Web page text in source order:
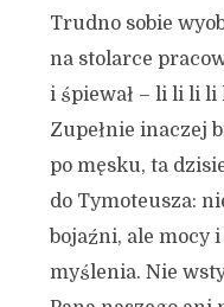
Trudno sobie
na stolarce
i śpiewał – li li li li
Zupełnie inaczej
po męsku, ta
do Tymoteusza:
bojaźni, ale mocy
myślenia. Nie